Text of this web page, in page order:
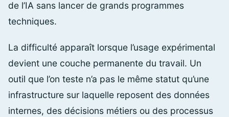
de l’IA sans lancer de grands programmes
techniques.
La difficulté apparaît lorsque l’usage expérimental
devient une couche permanente du travail. Un
outil que l’on teste n’a pas le même statut qu’une
infrastructure sur laquelle reposent des données
internes, des décisions métiers ou des processus